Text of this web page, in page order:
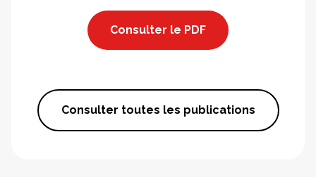
Consulter le PDF
Consulter toutes les publications